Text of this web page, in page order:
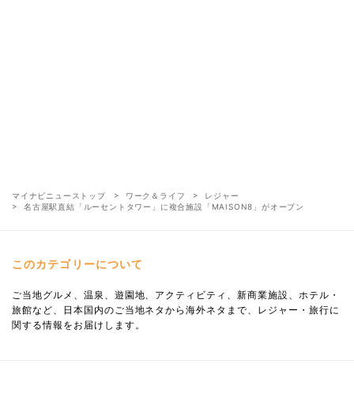
マイナビニューストップ ワーク＆ライフ
レジャー
名古屋駅直結「ルーセントタワー」に複合施設「MAISON8」がオープン
このカテゴリーについて
ご当地グルメ、温泉、遊園地、アクティビティ、新商業施設、ホテル・
旅館など、日本国内のご当地ネタから海外ネタまで、レジャー・旅行に
関する情報をお届けします。